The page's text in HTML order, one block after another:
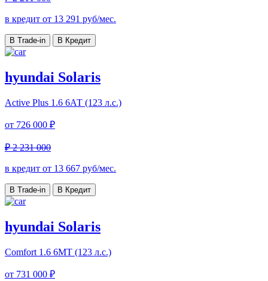
в кредит от 13 291 руб/мес.
В Trade-in В Кредит
hyundai Solaris
Active Plus 1.6 6АТ (123 л.с.)
от 726 000 ₽
₽ 2 231 000
в кредит от 13 667 руб/мес.
В Trade-in В Кредит
hyundai Solaris
Comfort 1.6 6МТ (123 л.с.)
от 731 000 ₽